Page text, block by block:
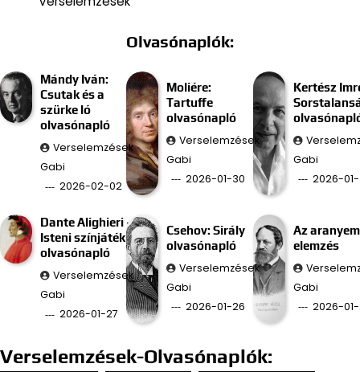
Olvasónaplók:
Mándy Iván:
Csutak és a
szürke ló
olvasónapló
Verselemzések
Gabi
2026-02-02
Moliére:
Tartuffe
olvasónapló
Verselemzések
Gabi
2026-01-30
Kertész
Gabi
2026-
Dante Alighieri –
Isteni színjáték
olvasónapló
Verselemzések
Gabi
2026-01-27
Csehov: Sirály
olvasónapló
Verselemzések
Gabi
2026-01-26
Az
elemzés
Gabi
2026-
Verselemzések-Olvasónaplók: